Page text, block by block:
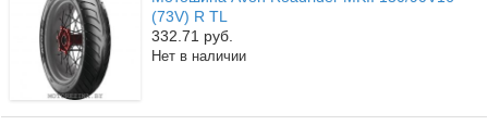
(73V) R TL
332.71 руб.
Нет в наличии